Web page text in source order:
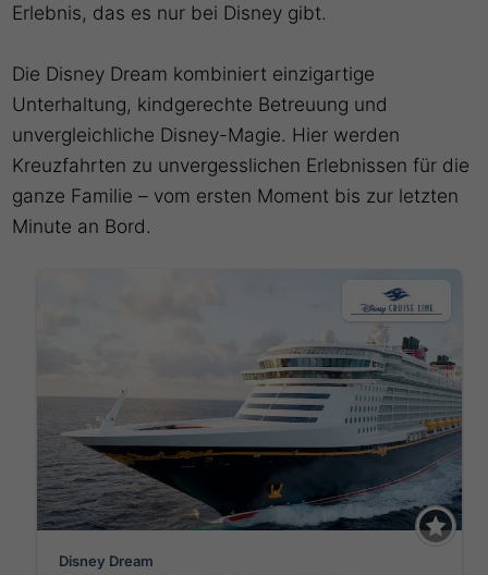
Erlebnis, das es nur bei Disney gibt.
Die Disney Dream kombiniert einzigartige
Unterhaltung, kindgerechte Betreuung und
unvergleichliche Disney-Magie. Hier werden
Kreuzfahrten zu unvergesslichen Erlebnissen für die
ganze Familie – vom ersten Moment bis zur letzten
Minute an Bord.
Disney Dream